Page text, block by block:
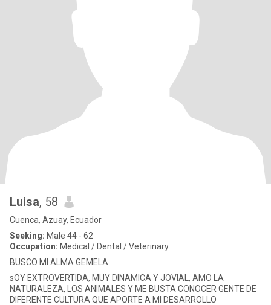
Luisa, 58
Cuenca, Azuay, Ecuador
Seeking: Male 44 - 62
Occupation: Medical / Dental / Veterinary
BUSCO MI ALMA GEMELA
sOY EXTROVERTIDA, MUY DINAMICA Y JOVIAL, AMO LA
NATURALEZA, LOS ANIMALES Y ME BUSTA CONOCER GENTE DE
DIFERENTE CULTURA QUE APORTE A MI DESARROLLO